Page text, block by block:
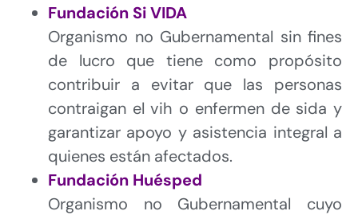
Fundación Si VIDA
Organismo no Gubernamental sin fines
de lucro que tiene como propósito
contribuir a evitar que las personas
contraigan el vih o enfermen de sida y
garantizar apoyo y asistencia integral a
quienes están afectados.
Fundación Huésped
Organismo no Gubernamental cuyo